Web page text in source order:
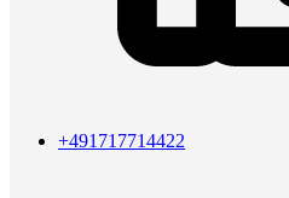
+491717714422